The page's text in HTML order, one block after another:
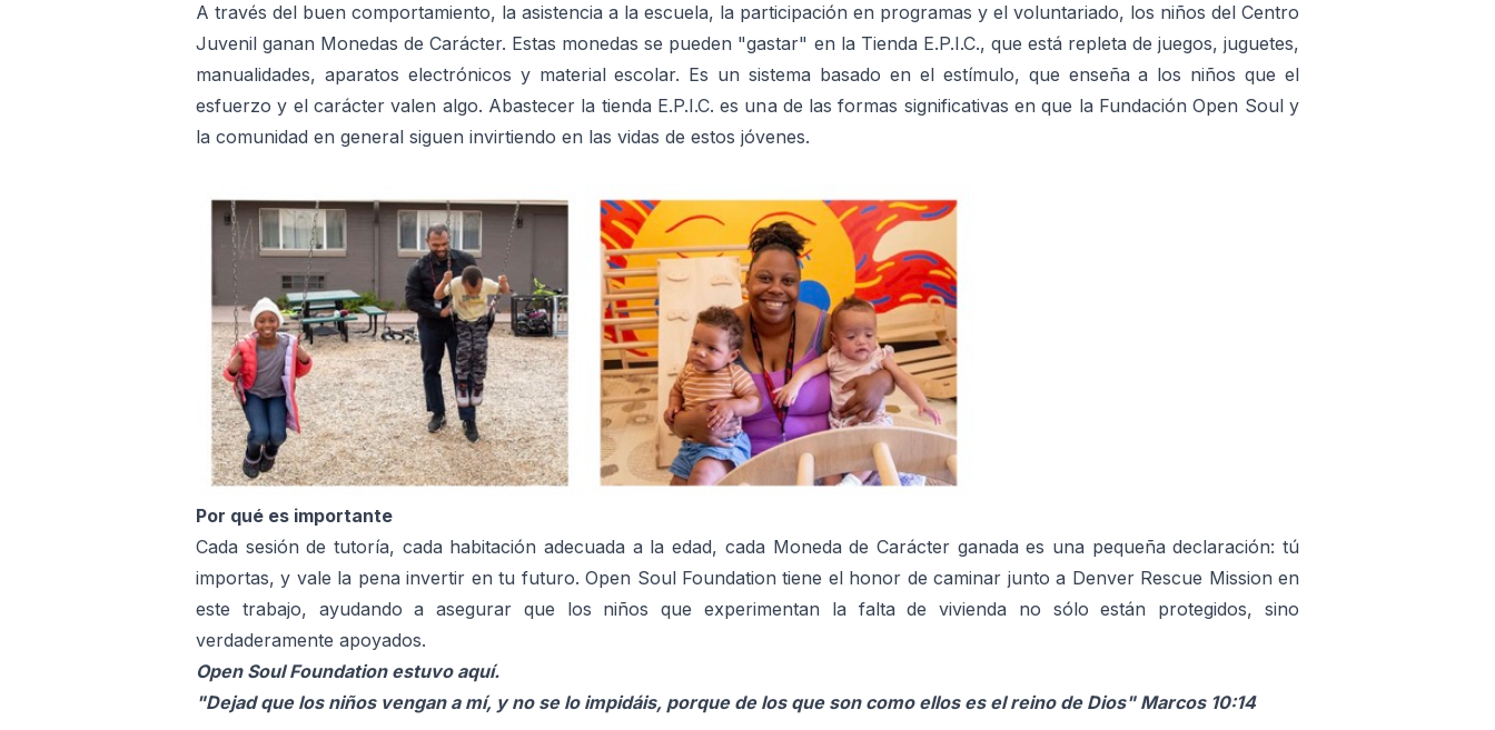
A través del buen comportamiento, la asistencia a la escuela, la participación en programas y el voluntariado, los niños del Centro
Juvenil ganan Monedas de Carácter. Estas monedas se pueden "gastar" en la Tienda E.P.I.C., que está repleta de juegos, juguetes,
manualidades, aparatos electrónicos y material escolar. Es un sistema basado en el estímulo, que enseña a los niños que el
esfuerzo y el carácter valen algo. Abastecer la tienda E.P.I.C. es una de las formas significativas en que la Fundación Open Soul y
la comunidad en general siguen invirtiendo en las vidas de estos jóvenes.
Por qué es importante
Cada sesión de tutoría, cada habitación adecuada a la edad, cada Moneda de Carácter ganada es una pequeña declaración: tú
importas, y vale la pena invertir en tu futuro. Open Soul Foundation tiene el honor de caminar junto a Denver Rescue Mission en
este trabajo, ayudando a asegurar que los niños que experimentan la falta de vivienda no sólo están protegidos, sino
verdaderamente apoyados.
Open Soul Foundation estuvo aquí.
"Dejad que los niños vengan a mí, y no se lo impidáis, porque de los que son como ellos es el reino de Dios" Marcos 10:14